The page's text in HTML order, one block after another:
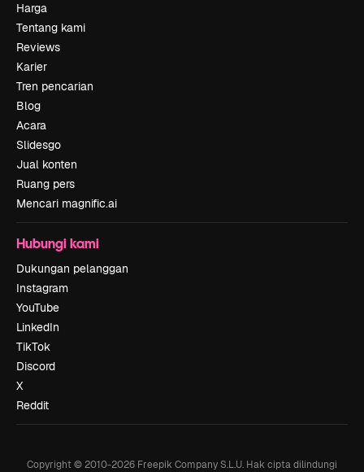
Harga
Tentang kami
Reviews
Karier
Tren pencarian
Blog
Acara
Slidesgo
Jual konten
Ruang pers
Mencari magnific.ai
Hubungi kami
Dukungan pelanggan
Instagram
YouTube
LinkedIn
TikTok
Discord
X
Reddit
Copyright © 2010-2026 Freepik Company S.L.U. Hak cipta dilindungi